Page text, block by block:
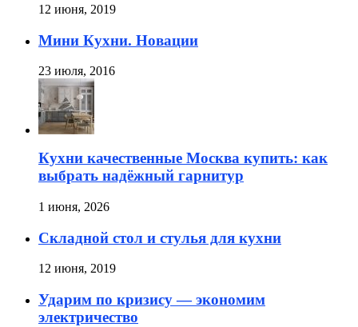
12 июня, 2019
Мини Кухни. Новации
23 июля, 2016
Кухни качественные Москва купить: как
выбрать надёжный гарнитур
1 июня, 2026
Складной стол и стулья для кухни
12 июня, 2019
Ударим по кризису — экономим
электричество